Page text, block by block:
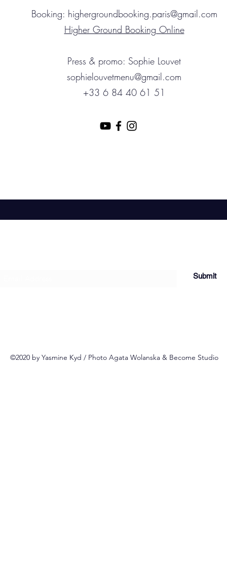
Booking: highergroundbooking.paris@gmail.com
Higher Ground Booking Online
Press & promo: Sophie Louvet
sophielouvetmenu@gmail.com
+33 6 84 40 61 51
Submit
©2020 by Yasmine Kyd / Photo Agata Wolanska & Become Studio